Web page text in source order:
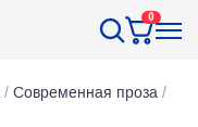
0
/ Современная проза /